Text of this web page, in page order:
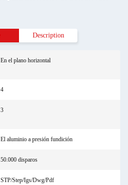
Description
En el plano horizontal
4
3
El aluminio a presión fundición
50.000 disparos
STP/Step/Igs/Dwg/Pdf